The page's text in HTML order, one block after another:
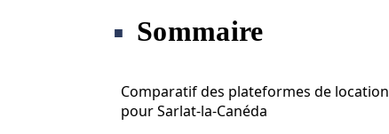
Sommaire
Comparatif des plateformes de location
pour Sarlat-la-Canéda